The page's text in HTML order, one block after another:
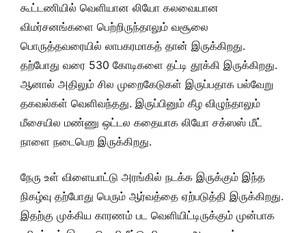
கூட்டணியில் வெளியான லியோ கலவையான
விமர்சனங்களை பெற்றிருந்தாலும் வசூலை
பொருத்தவரையில் லாபகரமாகத் தான் இருக்கிறது.
தற்போது வரை 530 கோடிகளை தட்டி தூக்கி இருக்கிறது.
ஆனால் அதிலும் சில முறைகேடுகள் இருப்பதாக பல்வேறு
தகவல்கள் வெளிவந்தது. இருப்பினும் கீழ விழுந்தாலும்
மீசையில மண்ணு ஒட்டல கதையாக லியோ சக்ஸஸ் மீட்
நாளை நடைபெற இருக்கிறது.
நேரு உள் விளையாட்டு அரங்கில் நடக்க இருக்கும் இந்த
நிகழ்வு தற்போது பெரும் ஆர்வத்தை ஏற்படுத்தி இருக்கிறது.
இதற்கு முக்கிய காரணம் பட வெளியிட்டிருக்கும் முன்பாக